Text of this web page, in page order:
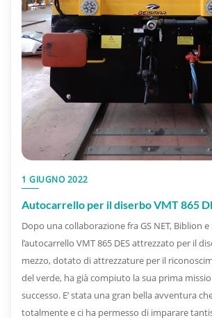
1 GIUGNO 2022
Autocarrello per il diserbo VMT 865
Dopo una collaborazione fra GS NET, Biblion e
l’autocarrello VMT 865 DES attrezzato per il
mezzo, dotato di attrezzature per il
del verde, ha già compiuto la sua prima
successo. E’ stata una gran bella avventura
totalmente e ci ha permesso di imparare